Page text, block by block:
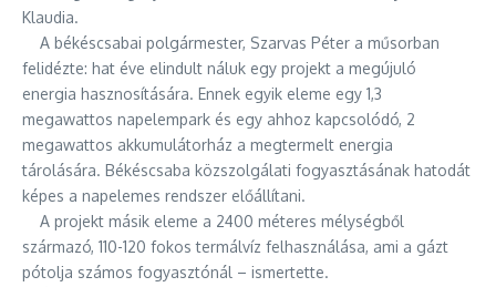
Klaudia.
A békéscsabai polgármester, Szarvas Péter a műsorban
felidézte: hat éve elindult náluk egy projekt a megújuló
energia hasznosítására. Ennek egyik eleme egy 1,3
megawattos napelempark és egy ahhoz kapcsolódó, 2
megawattos akkumulátorház a megtermelt energia
tárolására. Békéscsaba közszolgálati fogyasztásának hatodát
képes a napelemes rendszer előállítani.
A projekt másik eleme a 2400 méteres mélységből
származó, 110-120 fokos termálvíz felhasználása, ami a gázt
pótolja számos fogyasztónál – ismertette.